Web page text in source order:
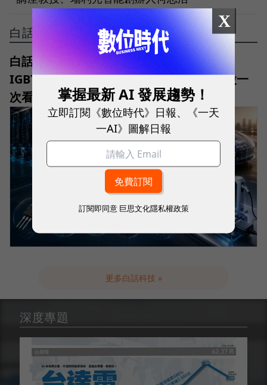
白話科技
白話科技｜功率半導體是什麼？MOSFET、
IGBT、SiC、GaN差在哪？台股18檔概念股一
次看
更多白話科技 »
深度專題
X
掌握最新 AI 發展趨勢！
立即訂閱《數位時代》日報、《一天
一AI》圖解日報
訂閱即同意 巨思文化隱私權政策